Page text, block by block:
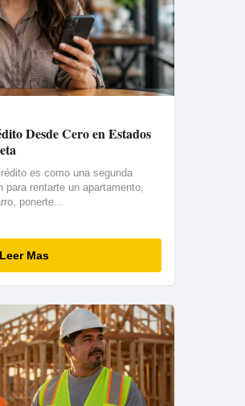
Desde Cero en Estados
es como una segunda
para rentarte un apartamento,
ponerte...
Leer Mas